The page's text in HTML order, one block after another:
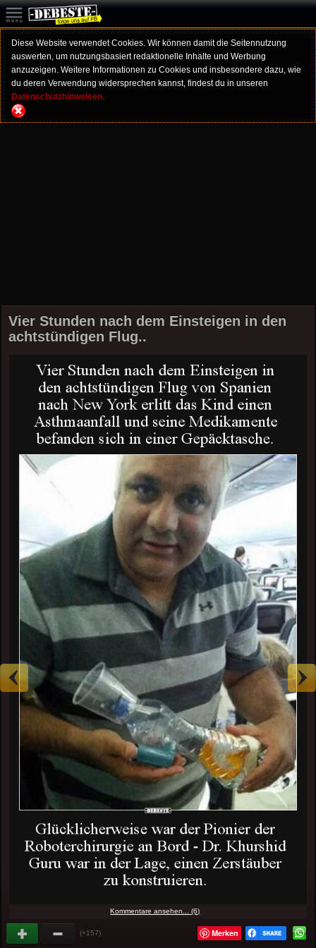
Diese Website verwendet Cookies. Wir können damit die Seitennutzung
auswerten, um nutzungsbasiert redaktionelle Inhalte und Werbung
anzuzeigen. Weitere Informationen zu Cookies und insbesondere dazu, wie
du deren Verwendung widersprechen kannst, findest du in unseren
Datenschutzhinweisen.
Vier Stunden nach dem Einsteigen in den
achtstündigen Flug..
Kommentare ansehen... (6)
(+157) Merken